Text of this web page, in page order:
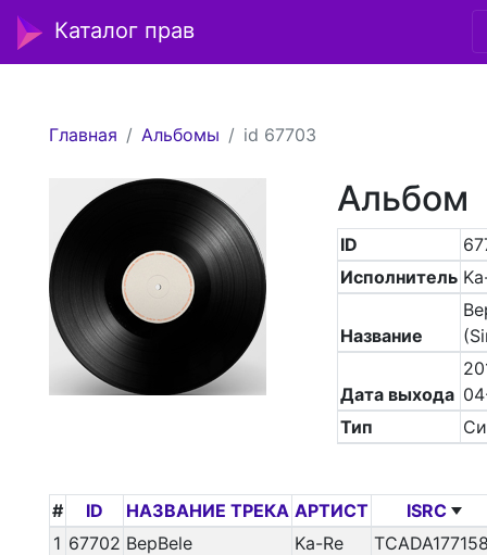
Каталог прав
Главная Альбомы id 67703
Альбом
ID
Исполнитель
Название
Дата выхода
Тип
# ID НАЗВАНИЕ ТРЕКА АРТИСТ
ISRC
1 67702 BepBele Ka-Re